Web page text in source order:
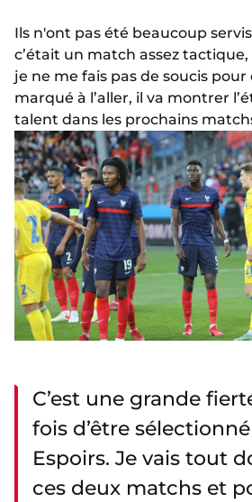
Ils n'ont pas été beaucoup
c’était un match assez
je ne me fais pas de soucis pour
marqué à l’aller, il va montrer
talent dans les prochains
C’est une grande
fois d’être
Espoirs. Je vais tout
ces deux matchs et